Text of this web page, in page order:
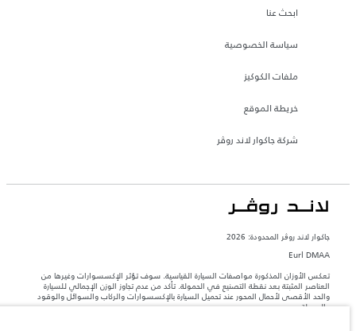
ابحث عنا
سياسة الخصوصية
ملفات الكوكيز
خريطة الموقع
شركة جاكوار لاند روڤر
جاكوار لاند روڨر المحدودة: 2026
Eurl DMAA
تعكس الأوزان المذكورة مواصفات السيارة القياسية. سوف تؤثر الإكسسوارات وغيرها من
العناصر المثبتة بعد نقطة التصنيع في الحمولة. تأكد من عدم تجاوز الوزن الإجمالي للسيارة
والحد الأقصى لأحمال المحور عند تحميل السيارة بالإكسسوارات والركاب والسوائل والوقود
والحمولة.